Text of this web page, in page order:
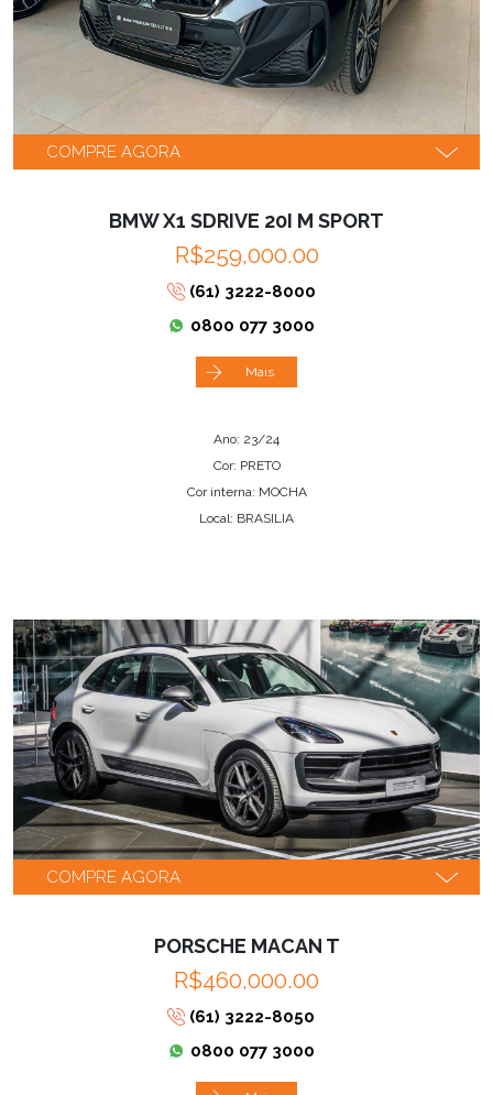
COMPRE AGORA
BMW X1 SDRIVE 20I M SPORT
R$259,000.00
(61) 3222-8000
0800 077 3000
Mais
Ano: 23/24
Cor: PRETO
Cor interna: MOCHA
Local: BRASILIA
COMPRE AGORA
PORSCHE MACAN T
R$460,000.00
(61) 3222-8050
0800 077 3000